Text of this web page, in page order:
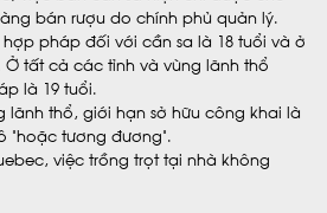
bán rượu do chính phủ quản lý.
pháp đối với cần sa là 18 tuổi và ở
Ở tất cả các tỉnh và vùng lãnh thổ
là 19 tuổi.
lãnh thổ, giới hạn sở hữu công khai là
“hoặc tương đương”.
việc trồng trọt tại nhà không